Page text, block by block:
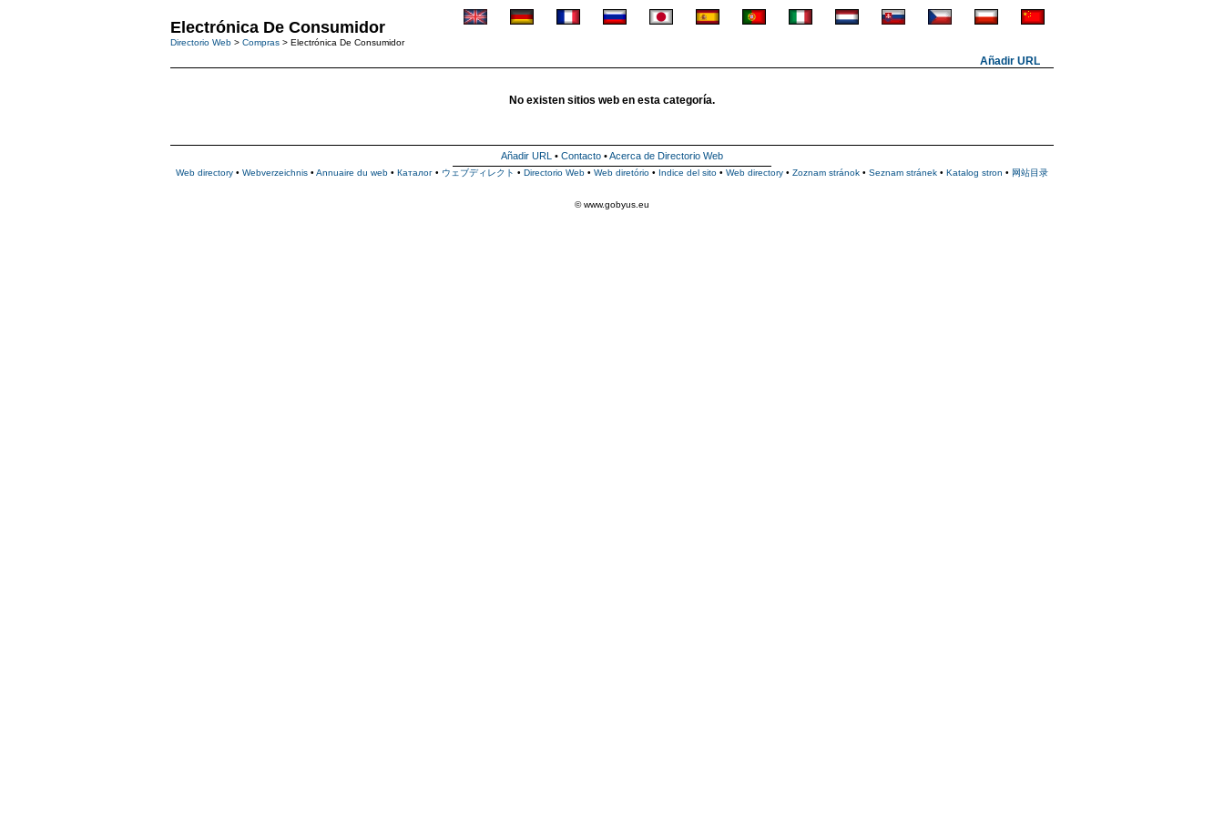
Electrónica De Consumidor
Directorio Web > Compras > Electrónica De Consumidor
Añadir URL
No existen sitios web en esta categoría.
Añadir URL • Contacto •Acerca de Directorio Web
Web directory • Webverzeichnis • Annuaire du web • Каталог • ウェブディレクト • Directorio Web • Web diretório • Indice del sito • Web directory • Zoznam stránok • Seznam stránek • Katalog stron • 网站目录
© www.gobyus.eu